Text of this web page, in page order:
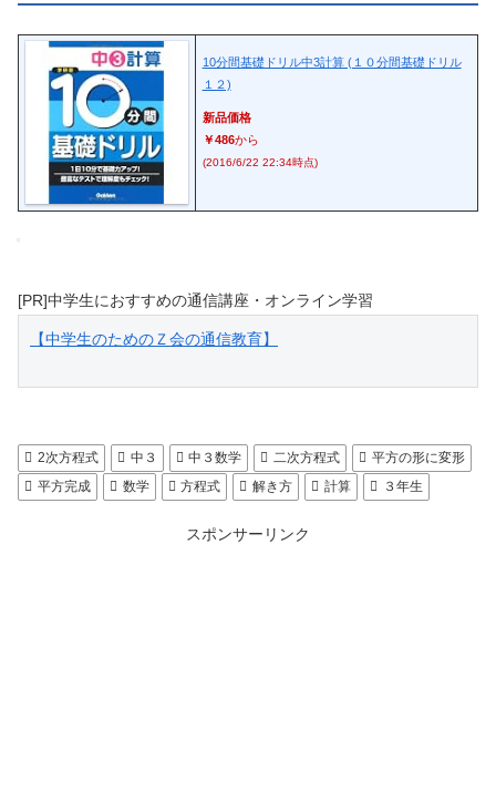
10分間基礎ドリル中3計算 (１０分間基礎ドリル
１２)
新品価格
￥486から
(2016/6/22 22:34時点)
[PR]中学生におすすめの通信講座・オンライン学習
【中学生のためのＺ会の通信教育】
2次方程式 中３ 中３数学 二次方程式
平方の形に変形
平方完成
数学 方程式 解き方 計算 ３年生
スポンサーリンク